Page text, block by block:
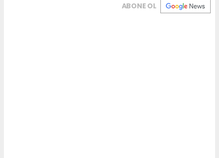
ABONE OL